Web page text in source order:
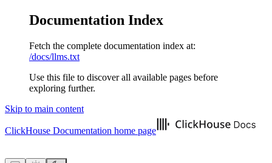
Documentation Index
Fetch the complete documentation index at:
/docs/llms.txt
Use this file to discover all available pages before
exploring further.
Skip to main content
ClickHouse Documentation home page